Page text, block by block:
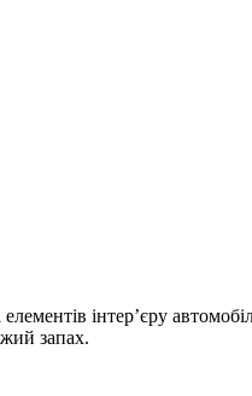
інтер’єру
запах.